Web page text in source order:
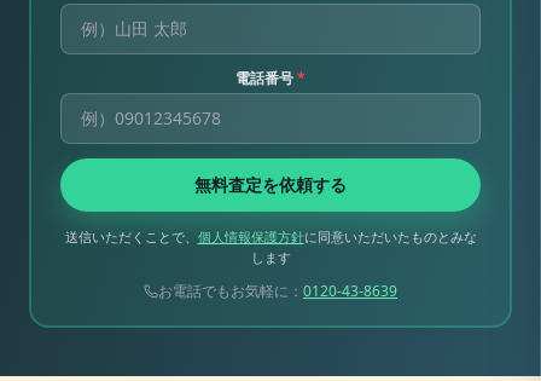
電話番号*
無料査定を依頼する
送信いただくことで、 個人情報保護方針に同意いただいたものとみな
します
お電話でもお気軽に： 0120-43-8639